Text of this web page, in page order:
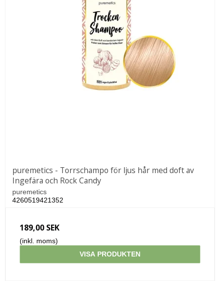
puremetics - Torrschampo för ljus hår med doft av
Ingefära och Rock Candy
puremetics
4260519421352
189,00 SEK
(inkl. moms)
VISA PRODUKTEN